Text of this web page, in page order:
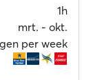
1h
mrt. ‐ okt.
per week